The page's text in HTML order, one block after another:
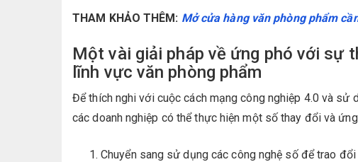
THAM KHẢO THÊM: Mở cửa hàng văn phòng phẩm
Một vài giải pháp về ứng phó với sự
lĩnh vực văn phòng phẩm
Để thích nghi với cuộc cách mạng công nghiệp 4.0 và sử
các doanh nghiệp có thể thực hiện một số thay đổi và
Chuyển sang sử dụng các công nghệ số để trao